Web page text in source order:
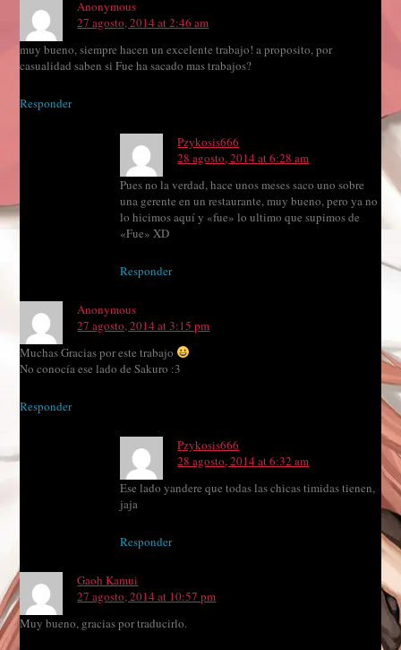
Anonymous
27 agosto, 2014 at 2:46 am
muy bueno, siempre hacen un excelente trabajo! a proposito, por
casualidad saben si Fue ha sacado mas trabajos?
Responder
Pzykosis666
28 agosto, 2014 at 6:28 am
Pues no la verdad, hace unos meses saco uno sobre
una gerente en un restaurante, muy bueno, pero ya no
lo hicimos aquí y «fue» lo ultimo que supimos de
«Fue» XD
Responder
Anonymous
27 agosto, 2014 at 3:15 pm
Muchas Gracias por este trabajo
No conocía ese lado de Sakuro :3
Responder
Pzykosis666
28 agosto, 2014 at 6:32 am
Ese lado yandere que todas las chicas timidas tienen,
jaja
Responder
Gaoh Kamui
27 agosto, 2014 at 10:57 pm
Muy bueno, gracias por traducirlo.